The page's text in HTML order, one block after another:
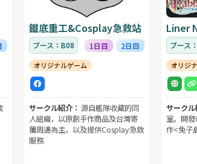
鐵底重工&Cosplay急救站
ブース：B08 1日目 2日目
オリジナルゲーム
サークル紹介： 源自艦隊收藏的同
人組織，以原創手作商品及台灣寄
攤周邊為主，以及提供Cosplay急救
服務
Liner
ブース
オリジ
サークル
室。開
作<兔子